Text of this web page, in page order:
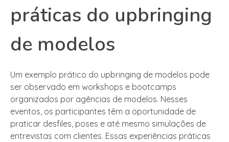
práticas do upbringing
de modelos
Um exemplo prático do upbringing de modelos pode
ser observado em workshops e bootcamps
organizados por agências de modelos. Nesses
eventos, os participantes têm a oportunidade de
praticar desfiles, poses e até mesmo simulações de
entrevistas com clientes. Essas experiências práticas